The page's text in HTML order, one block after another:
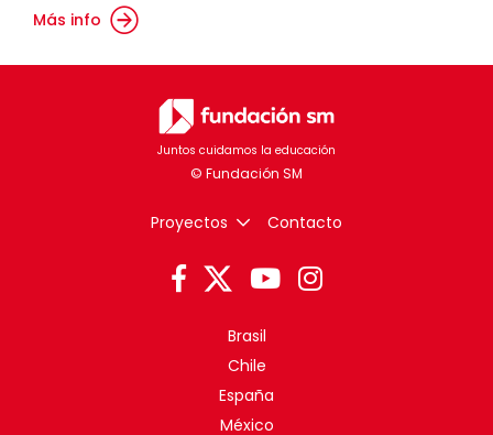
Más info
Juntos cuidamos la educación
Proyectos Contacto
Brasil
Chile
España
México